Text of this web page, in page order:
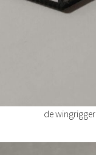
de wingrigger